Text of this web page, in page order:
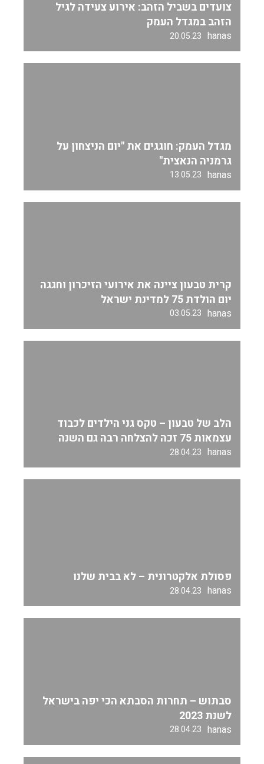
צועדים בשביל הזהב: אירוע צעידה לגיל
הזהב במגדל העמק
hanas
20.05.23
מגדל העמק: חוגגים את "יום הניצחון על
גרמניה הנאצית"
hanas
13.05.23
קרית טבעון ציינה את אירועי הזיכרון וחגגה
יום הולדת 75 למדינת ישראל
hanas
03.05.23
הלב של טבעון – טקס גני הילדים לכבוד
עצמאות 75 זכה להצלחה רבה גם השנה
hanas
28.04.23
פסולת אלקטרונית – לא בבית שלנו
hanas
28.04.23
סבתוש – תחרות הסבתא הכי יפה בישראל
לשנת 2023
hanas
28.04.23